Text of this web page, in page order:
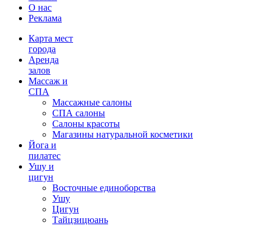
О нас
Реклама
Карта мест
города
Аренда
залов
Массаж и
СПА
Массажные салоны
СПА салоны
Салоны красоты
Магазины натуральной косметики
Йога и
пилатес
Ушу и
цигун
Восточные единоборства
Ушу
Цигун
Тайцзицюань